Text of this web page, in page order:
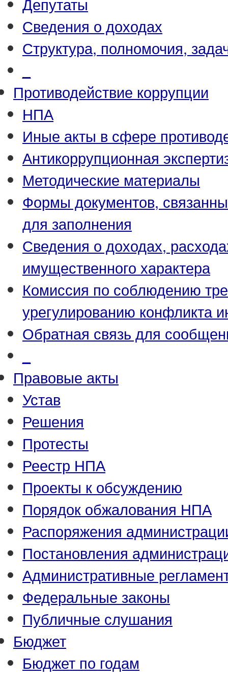
Сведения о доходах
Структура, полномочия,
Противодействие коррупции
НПА
Иные акты в сфере
Антикоррупционная
Методические материалы
Формы документов,
для заполнения
Сведения о доходах,
имущественного характера
Комиссия по соблюдению
урегулированию конфликта
Обратная связь для
Правовые акты
Устав
Решения
Протесты
Реестр НПА
Проекты к обсуждению
Порядок обжалования НПА
Распоряжения
Постановления
Административные
Федеральные законы
Публичные слушания
Бюджет
Бюджет по годам